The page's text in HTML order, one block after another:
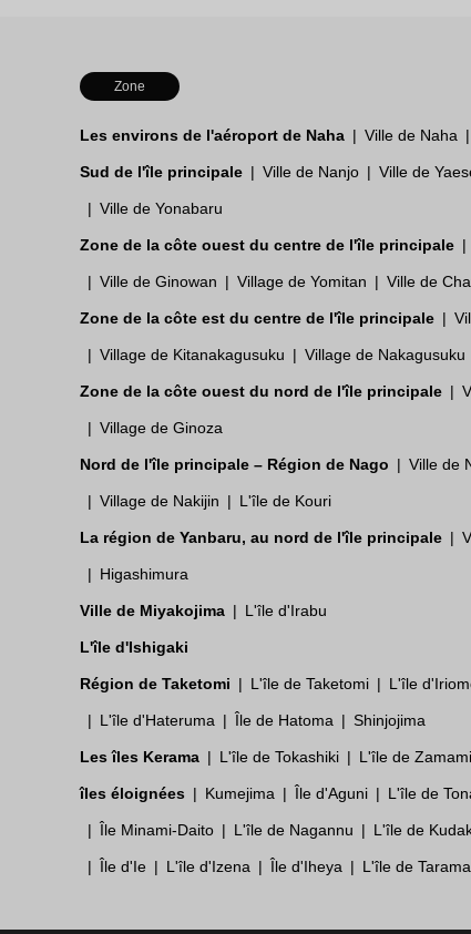
Zone
Les environs de l'aéroport de Naha Ville de Naha
Sud de l'île principale Ville de Nanjo Ville de
Ville de Yonabaru
Zone de la côte ouest du centre de l'île principale
Ville de Ginowan Village de Yomitan Ville de
Zone de la côte est du centre de l'île principale
Village de Kitanakagusuku Village de Nakagusuku
Zone de la côte ouest du nord de l'île principale
Village de Ginoza
Nord de l'île principale – Région de Nago Ville de
Village de Nakijin L'île de Kouri
La région de Yanbaru, au nord de l'île principale
Higashimura
Ville de Miyakojima L'île d'Irabu
L'île d'Ishigaki
Région de Taketomi L'île de Taketomi L'île
L'île d'Hateruma Île de Hatoma Shinjojima
Les îles Kerama L'île de Tokashiki L'île de Zamami
îles éloignées Kumejima Île d'Aguni L'île de
Île Minami-Daito L'île de Nagannu L'île de
Île d'Ie L'île d'Izena Île d'Iheya L'île de Tarama